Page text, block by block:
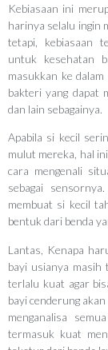
Kebiasaan ini
harinya selalu ingin
tetapi, kebiasaan
untuk kesehatan
masukkan ke
bakteri yang dapat
dan lain sebagainya.
Apabila si kecil
mulut mereka, hal
cara mengenali
sebagai
membuat si kecil
bentuk dari benda
Lantas, Kenapa
bayi usianya masih
terlalu kuat agar
bayi cenderung
menganalisa
termasuk kuat